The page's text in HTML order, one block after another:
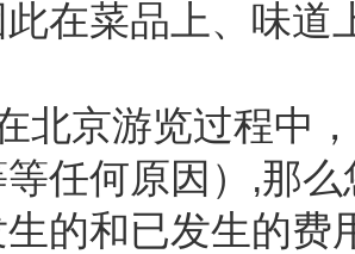
在菜品上、味道
北京游览过程中
任何原因）,那么
的和已发生的费